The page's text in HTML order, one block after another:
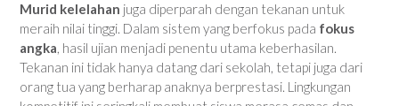
Murid kelelahan juga diperparah dengan tekanan untuk
meraih nilai tinggi. Dalam sistem yang berfokus pada fokus
angka, hasil ujian menjadi penentu utama keberhasilan.
Tekanan ini tidak hanya datang dari sekolah, tetapi juga dari
orang tua yang berharap anaknya berprestasi. Lingkungan